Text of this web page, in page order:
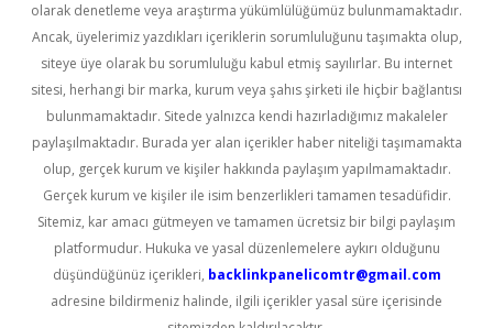
olarak denetleme veya araştırma yükümlülüğümüz bulunmamaktadır.
Ancak, üyelerimiz yazdıkları içeriklerin sorumluluğunu taşımakta olup,
siteye üye olarak bu sorumluluğu kabul etmiş sayılırlar. Bu internet
sitesi, herhangi bir marka, kurum veya şahıs şirketi ile hiçbir bağlantısı
bulunmamaktadır. Sitede yalnızca kendi hazırladığımız makaleler
paylaşılmaktadır. Burada yer alan içerikler haber niteliği taşımamakta
olup, gerçek kurum ve kişiler hakkında paylaşım yapılmamaktadır.
Gerçek kurum ve kişiler ile isim benzerlikleri tamamen tesadüfidir.
Sitemiz, kar amacı gütmeyen ve tamamen ücretsiz bir bilgi paylaşım
platformudur. Hukuka ve yasal düzenlemelere aykırı olduğunu
düşündüğünüz içerikleri, backlinkpanelicomtr@gmail.com
adresine bildirmeniz halinde, ilgili içerikler yasal süre içerisinde